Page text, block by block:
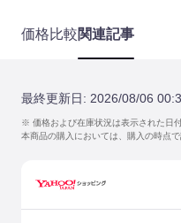
価格比較関連記事
最終更新日: 2026/08/06
※ 価格および在庫状況は表示された日
本商品の購入においては、購入の時点